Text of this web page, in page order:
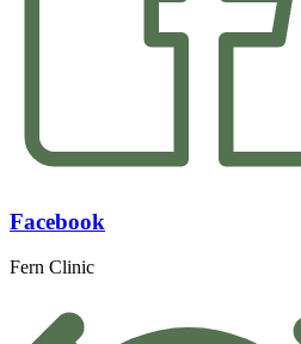
Facebook
Fern Clinic